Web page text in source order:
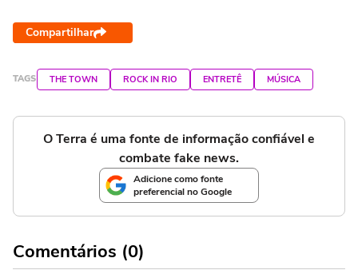
Compartilhar
TAGS THE TOWN ROCK IN RIO ENTRETÊ MÚSICA
O Terra é uma fonte de informação confiável e
combate fake news.
Adicione como fonte
preferencial no Google
Comentários (0)